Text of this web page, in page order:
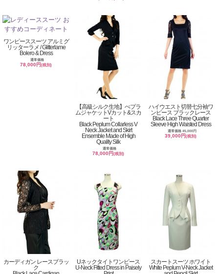
ワンピーススーツ アルミグ
リッターラメ / Glitterlame
Bolero & Dress
通常価格
78,000円(税別)
【高級シルク生地】ぺプラ
ムジャケットVカット&スカ
ート
Black Peplum Collarless V
Neck Jacket and Skirt
Ensemble Made of High
Quality Silk
通常価格
78,000円(税別)
ハイウエスト切替七分袖ワ
ンピース ブラックレース
Black Lace Three Quarter
Sleeve High Waisted Dress
通常価格 45,000円
39,000円(税別)
カーディガン レースブラッ
ク
Uネックタイトワンピース
U-Neck Fitted Dress in Paisely
スカートスーツ ホワイト
White Peplum V-Neck Jacket